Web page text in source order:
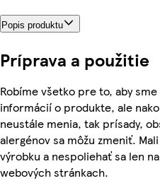
Popis produktu
Príprava a použitie
Robíme všetko pre to, aby
informácií o produkte, ale
neustále menia, tak prísady,
alergénov sa môžu zmeniť.
výrobku a nespoliehať sa len
webových stránkach.